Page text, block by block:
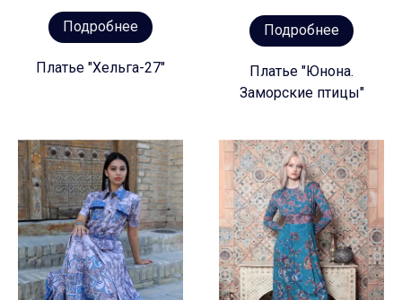
Подробнее
Платье "Хельга-27"
Подробнее
Платье "Юнона.
Заморские птицы"